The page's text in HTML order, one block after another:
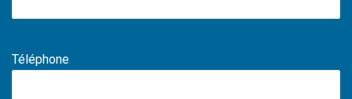
Téléphone